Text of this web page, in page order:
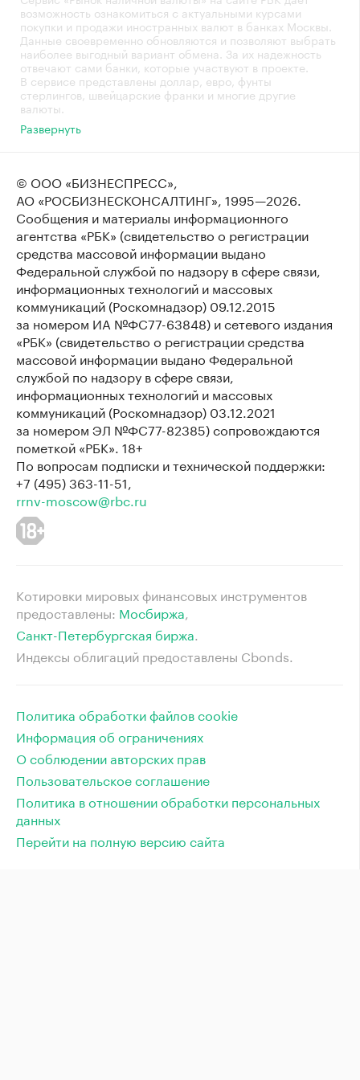
возможность ознакомиться с актуальными курсами
покупки и продажи иностранных валют в банках Москвы.
Данные своевременно обновляются и позволяют выбрать
наиболее выгодный вариант обмена. За их надежность
отвечают сами банки, которые участвуют в проекте.
В сервисе представлены доллар, евро, фунты
стерлингов, швейцарские франки и многие другие
валюты.
Развернуть
© ООО «БИЗНЕСПРЕСС»,
АО «РОСБИЗНЕСКОНСАЛТИНГ», 1995—2026.
Сообщения и материалы информационного
агентства «РБК» (свидетельство о регистрации
средства массовой информации выдано
Федеральной службой по надзору в сфере связи,
информационных технологий и массовых
коммуникаций (Роскомнадзор) 09.12.2015
за номером ИА №ФС77-63848) и сетевого издания
«РБК» (свидетельство о регистрации средства
массовой информации выдано Федеральной
службой по надзору в сфере связи,
информационных технологий и массовых
коммуникаций (Роскомнадзор) 03.12.2021
за номером ЭЛ №ФС77-82385) сопровождаются
пометкой «РБК». 18+
По вопросам подписки и технической поддержки:
+7 (495) 363-11-51,
rrnv-moscow@rbc.ru
Котировки мировых финансовых инструментов
предоставлены: Мосбиржа⁠,
Санкт-Петербургская биржа⁠.
Индексы облигаций предоставлены Cbonds.
Политика обработки файлов cookie
Информация об ограничениях
О соблюдении авторских прав
Пользовательское соглашение
Политика в отношении обработки персональных
данных
Перейти на полную версию сайта